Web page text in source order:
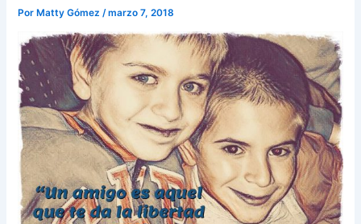
PorMatty Gómez/marzo 7, 2018